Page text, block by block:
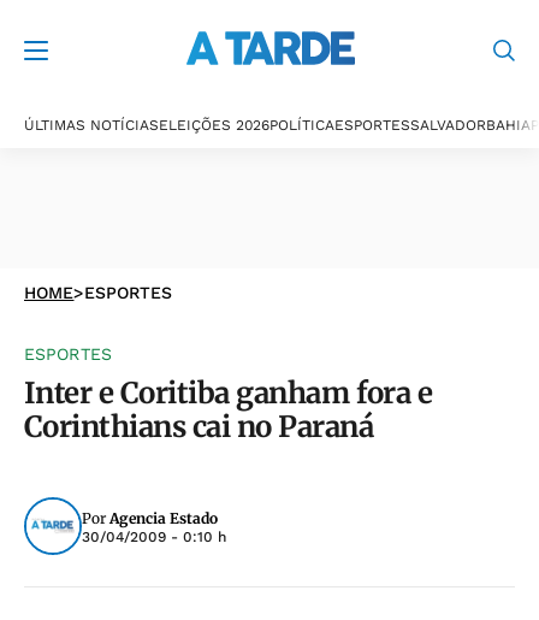
ÚLTIMAS NOTÍCIASELEIÇÕES 2026POLÍTICAESPORTESSALVADORBAHIA
HOME>ESPORTES
ESPORTES
Inter e Coritiba ganham fora e
Corinthians cai no Paraná
PorAgencia Estado
30/04/2009 - 0:10 h